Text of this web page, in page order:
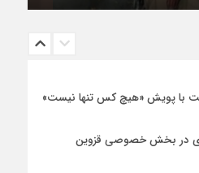
با پویش «هیچ‌ کس تنها نیست»
در بخش خصوصی قزوین